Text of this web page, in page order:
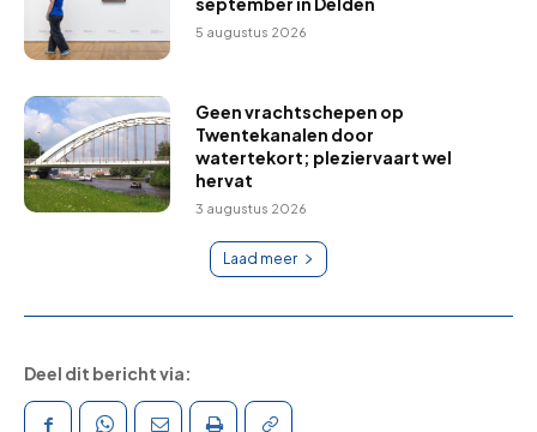
5 augustus 2026
Geen vrachtschepen op
Twentekanalen door
watertekort; pleziervaart wel
hervat
3 augustus 2026
Laad meer
Deel dit bericht via: